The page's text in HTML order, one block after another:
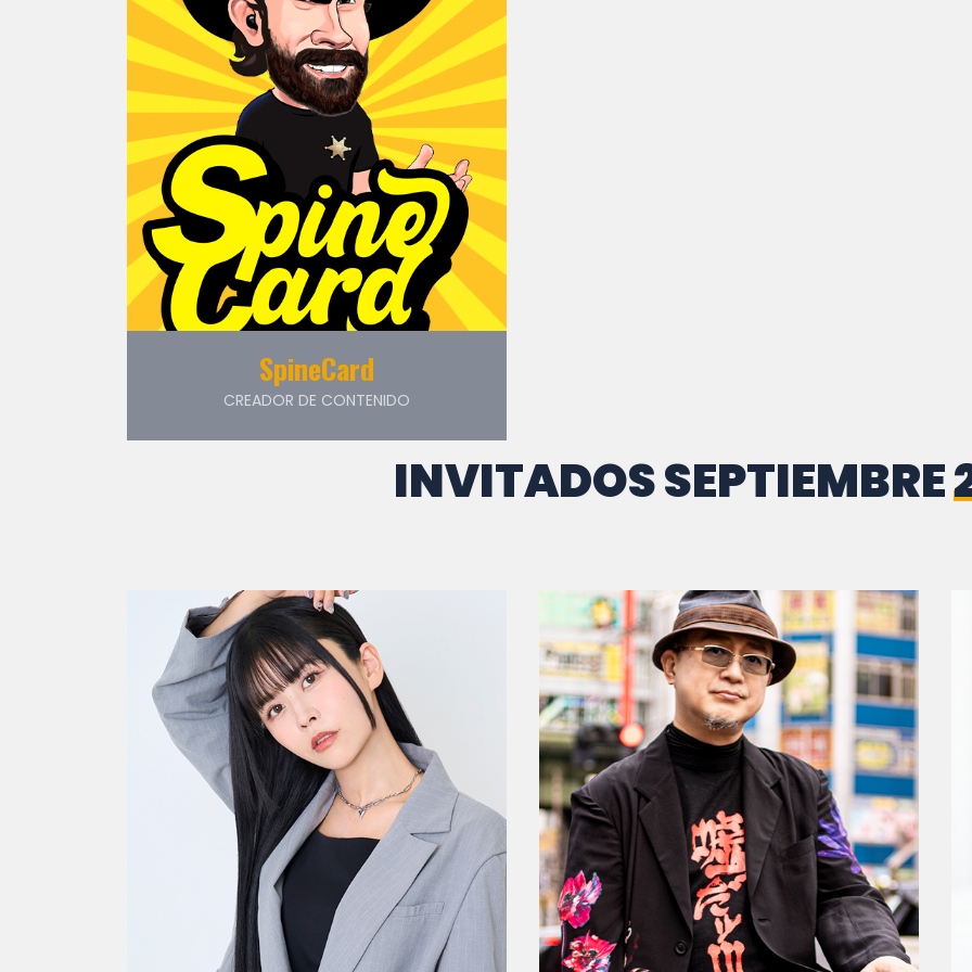
SpineCard
CREADOR DE CONTENIDO
INVITADOS SEPTIEMBRE